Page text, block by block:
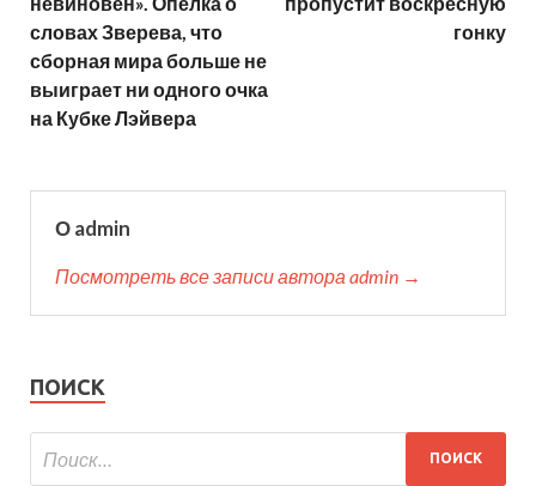
словах Зверева, что
сборная мира больше не
выиграет ни одного очка
на Кубке Лэйвера
гонку
О admin
Посмотреть все записи автора admin →
ПОИСК